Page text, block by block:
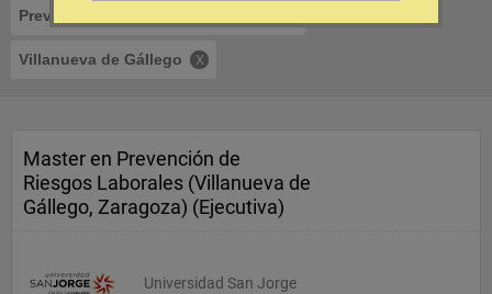
Prevención de Riesgos Laborales
Villanueva de Gállego
Master en Prevención de
Riesgos Laborales (Villanueva de
Gállego, Zaragoza) (Ejecutiva)
Universidad San Jorge